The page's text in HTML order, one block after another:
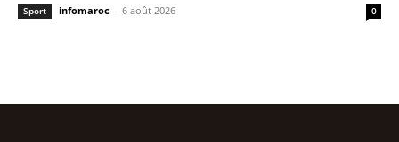
Sport infomaroc - 6 août 2026 0